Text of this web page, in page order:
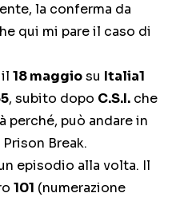
la conferma da
qui mi pare il caso di
18 maggiosu Italia1
, subito dopo C.S.I. che
perché, può andare in
Break.
episodio alla volta. Il
101 (numerazione